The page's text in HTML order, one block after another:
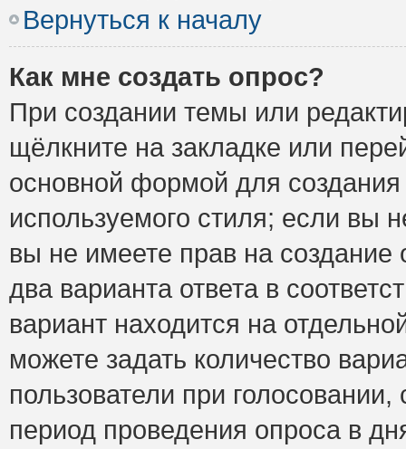
Вернуться к началу
Как мне создать опрос?
При создании темы или
щёлкните на закладке или
основной формой для
используемого стиля; если вы
вы не имеете прав на
два варианта ответа в
вариант находится на
можете задать количество
пользователи при
период проведения опроса в